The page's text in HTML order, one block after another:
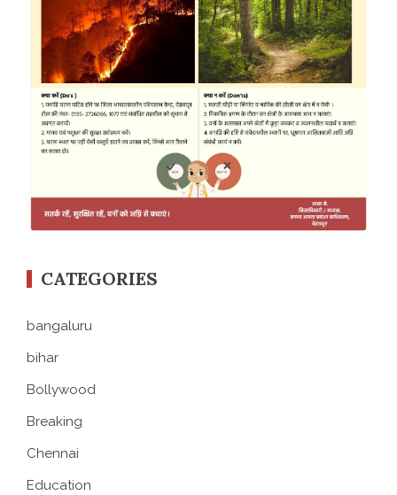
CATEGORIES
bangaluru
bihar
Bollywood
Breaking
Chennai
Education